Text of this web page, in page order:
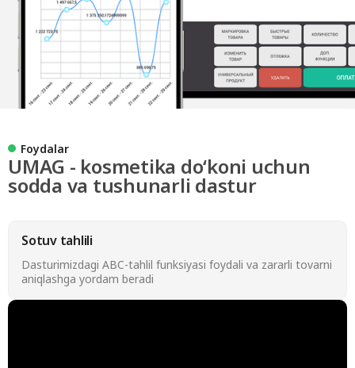
Foydalar
UMAG - kosmetika doʻkoni uchun
sodda va tushunarli dastur
Sotuv tahlili
Dasturimizdagi ABC-tahlil funksiyasi foydali va zararli tovarni
aniqlashga yordam beradi